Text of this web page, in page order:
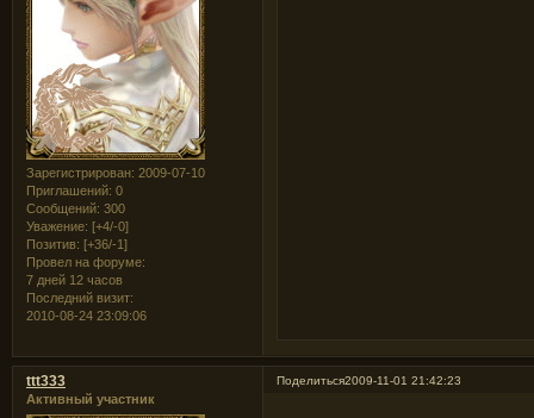
Зарегистрирован: 2009-07-10
Приглашений: 0
Сообщений: 300
Уважение: [+4/-0]
Позитив: [+36/-1]
Провел на форуме:
7 дней 12 часов
Последний визит:
2010-08-24 23:09:06
Поделиться2009-11-01 21:42:23
ttt333
Активный участник